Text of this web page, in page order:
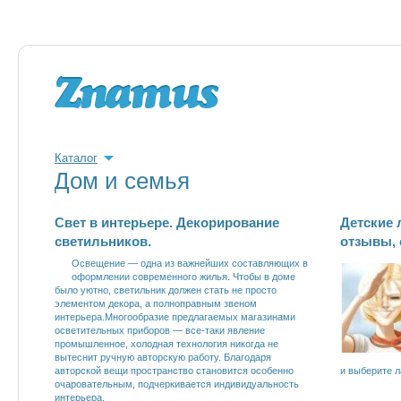
Каталог
Дом и семья
Свет в интерьере. Декорирование
светильников.
Освещение — одна из важнейших составляющих в
оформлении современного жилья. Чтобы в доме
было уютно, светильник должен стать не просто
элементом декора, а полноправным звеном
интерьера.Многообразие предлагаемых магазинами
осветительных приборов — все-таки явление
промышленное, холодная технология никогда не
вытеснит ручную авторскую работу. Благодаря
авторской вещи пространство становится особенно
очаровательным, подчеркивается индивидуальность
интерьера.
Детские
отзывы,
и выберите